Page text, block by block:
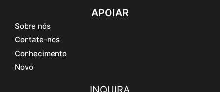
APOIAR
Sobre nós
Contate-nos
Conhecimento
Novo